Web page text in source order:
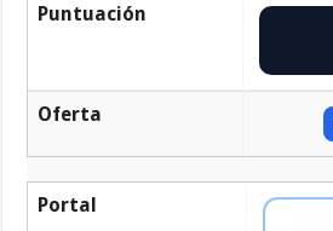
Puntuación
Oferta
Portal